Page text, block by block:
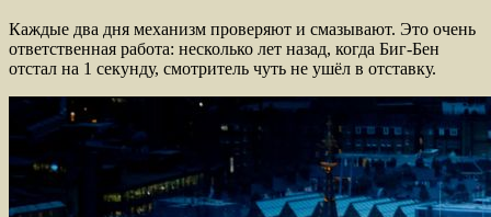
Каждые два дня механизм проверяют и смазывают. Это очень
ответственная работа: несколько лет назад, когда Биг-Бен
отстал на 1 секунду, смотритель чуть не ушёл в отставку.